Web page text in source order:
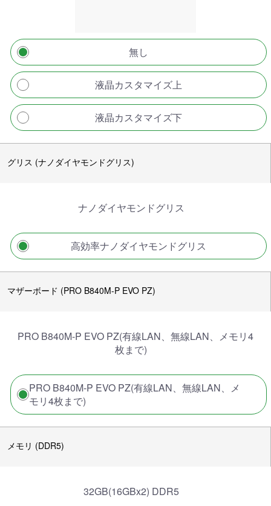
無し
液晶カスタマイズ上
液晶カスタマイズ下
グリス (ナノダイヤモンドグリス)
ナノダイヤモンドグリス
高効率ナノダイヤモンドグリス
マザーボード (PRO B840M-P EVO PZ)
PRO B840M-P EVO PZ(有線LAN、無線LAN、メモリ4
枚まで)
PRO B840M-P EVO PZ(有線LAN、無線LAN、メ
モリ4枚まで)
メモリ (DDR5)
32GB(16GBx2) DDR5